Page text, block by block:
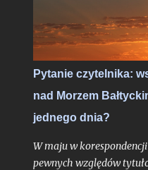
dwóch lat - nawet takie
zachęcie do obserwacji
wskazówek odnośnie
wakacyjnego roju
ujrzeć więcej, niż
Oczywiście jak zawsze
zachmurzenie zrobi sobie
Pytanie czytelnika:
nad Morzem
jednego dnia?
W maju w
pewnych względów